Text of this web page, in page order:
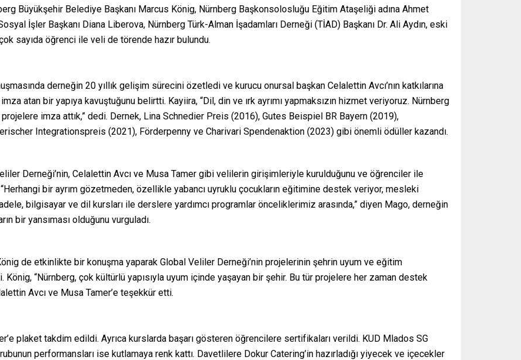
Büyükşehir Belediye Başkanı Marcus König, Nürnberg Başkonsolosluğu Eğitim Ataşeliği adına Ahmet
İşler Başkanı Diana Liberova, Nürnberg Türk-Alman İşadamları Derneği (TİAD) Başkanı Dr. Ali Aydın, eski
sayıda öğrenci ile veli de törende hazır bulundu.
derneğin 20 yıllık gelişim sürecini özetledi ve kurucu onursal başkan Celalettin Avcı’nın katkılarına
atan bir yapıya kavuştuğunu belirtti. Kayiira, “Dil, din ve ırk ayrımı yapmaksızın hizmet veriyoruz. Nürnberg
imza attık,” dedi. Dernek, Lina Schnedier Preis (2016), Gutes Beispiel BR Bayern (2019),
Integrationspreis (2021), Förderpenny ve Charivari Spendenaktion (2023) gibi önemli ödüller kazandı.
Derneği’nin, Celalettin Avcı ve Musa Tamer gibi velilerin girişimleriyle kurulduğunu ve öğrenciler ile
bir ayrım gözetmeden, özellikle yabancı uyruklu çocukların eğitimine destek veriyor, mesleki
bilgisayar ve dil kursları ile derslere yardımcı programlar önceliklerimiz arasında,” diyen Mago, derneğin
bir yansıması olduğunu vurguladı.
de etkinlikte bir konuşma yaparak Global Veliler Derneği’nin projelerinin şehrin uyum ve eğitim
König, “Nürnberg, çok kültürlü yapısıyla uyum içinde yaşayan bir şehir. Bu tür projelere her zaman destek
Avcı ve Musa Tamer’e teşekkür etti.
plaket takdim edildi. Ayrıca kurslarda başarı gösteren öğrencilere sertifikaları verildi. KUD Mlados SG
performansları ise kutlamaya renk kattı. Davetlilere Dokur Catering’in hazırladığı yiyecek ve içecekler